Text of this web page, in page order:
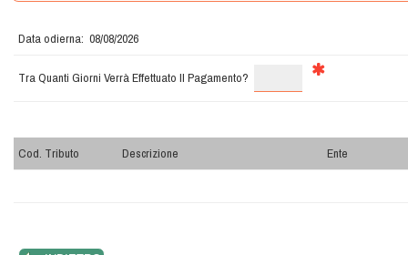
Data odierna: 08/08/2026
Tra Quanti Giorni Verrà Effettuato Il Pagamento?
Cod. Tributo Descrizione Ente